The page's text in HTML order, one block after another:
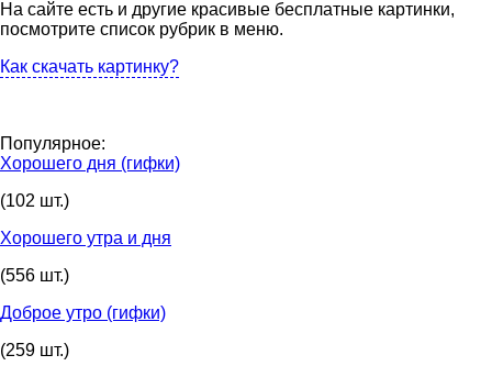
На сайте есть и другие красивые бесплатные картинки,
посмотрите список рубрик в меню.
Как скачать картинку?
Популярное:
Хорошего дня (гифки)
(102 шт.)
Хорошего утра и дня
(556 шт.)
Доброе утро (гифки)
(259 шт.)